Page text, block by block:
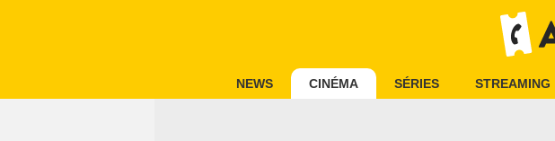
NEWS CINÉMA SÉRIES STREAMING